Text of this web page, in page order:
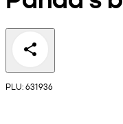
PLU: 631936